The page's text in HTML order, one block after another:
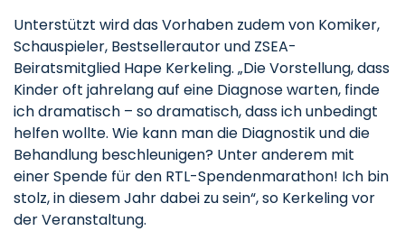
Unterstützt wird das Vorhaben zudem von Komiker,
Schauspieler, Bestsellerautor und ZSEA-
Beiratsmitglied Hape Kerkeling. „Die Vorstellung, dass
Kinder oft jahrelang auf eine Diagnose warten, finde
ich dramatisch – so dramatisch, dass ich unbedingt
helfen wollte. Wie kann man die Diagnostik und die
Behandlung beschleunigen? Unter anderem mit
einer Spende für den RTL-Spendenmarathon! Ich bin
stolz, in diesem Jahr dabei zu sein“, so Kerkeling vor
der Veranstaltung.